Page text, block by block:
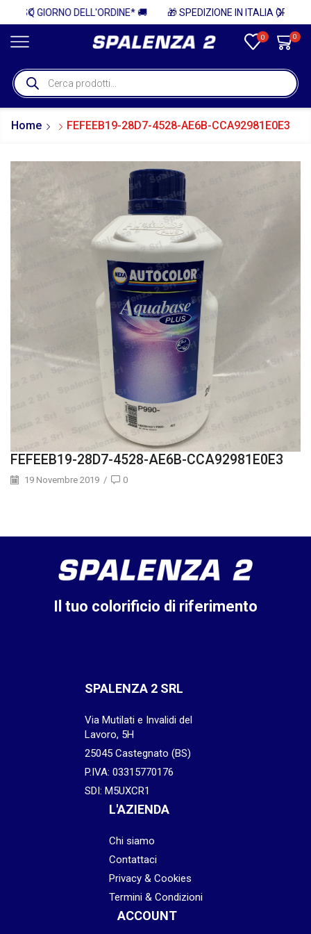
🚚
0 0
Home FEFEEB19-28D7-4528-AE6B-CCA92981E0E3
FEFEEB19-28D7-4528-AE6B-CCA92981E0E3
19 Novembre 2019 / 0
Il tuo colorificio di riferimento
SPALENZA 2 SRL
Via Mutilati e Invalidi del
Lavoro, 5H
25045 Castegnato (BS)
P.IVA: 03315770176
SDI: M5UXCR1
L'AZIENDA
Chi siamo
Contattaci
Privacy & Cookies
Termini & Condizioni
ACCOUNT